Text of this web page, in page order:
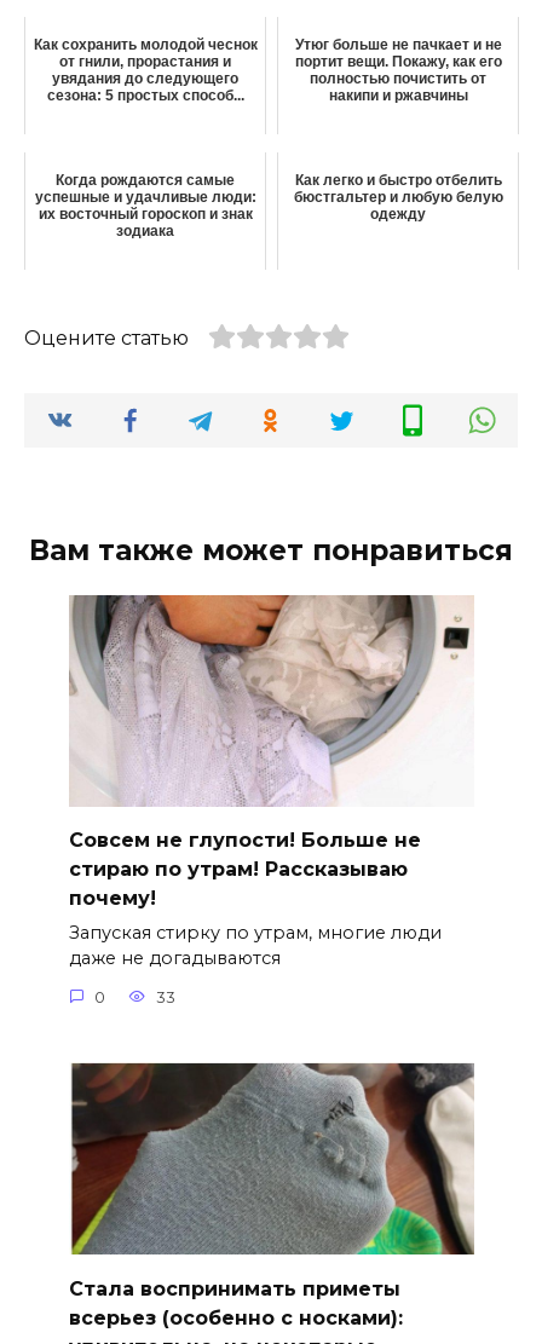
Как сохранить молодой чеснок
от гнили, прорастания и
увядания до следующего
сезона: 5 простых способ...
Утюг больше не пачкает и не
портит вещи. Покажу, как его
полностью почистить от
накипи и ржавчины
Когда рождаются самые
успешные и удачливые люди:
их восточный гороскоп и знак
зодиака
Как легко и быстро отбелить
бюстгальтер и любую белую
одежду
Оцените статью
Вам также может понравиться
Совсем не глупости! Больше не
стираю по утрам! Рассказываю
почему!
Запуская стирку по утрам, многие люди
даже не догадываются
0 33
Стала воспринимать приметы
всерьез (особенно с носками):